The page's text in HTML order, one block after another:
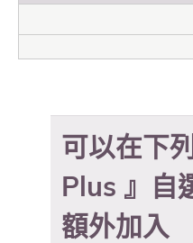
可以在下
Plus 』自
額外加入